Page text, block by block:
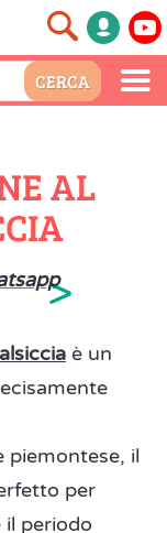
AL
>
è un
piemontese, il
per
il periodo